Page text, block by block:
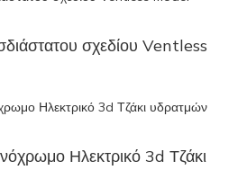
σχεδίου Ventless
Ηλεκτρικό 3d Τζάκι